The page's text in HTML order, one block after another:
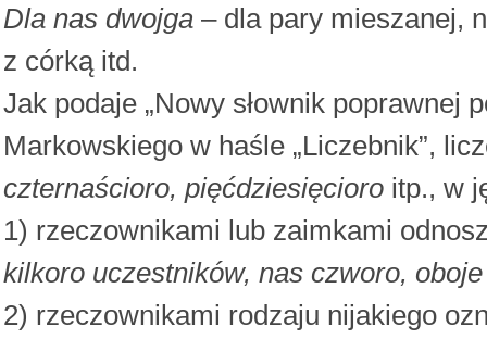
Dla nas dwojga – dla pary mieszanej,
z córką itd.
Jak podaje „Nowy słownik poprawnej
Markowskiego w haśle „Liczebnik”,
czternaścioro, pięćdziesięcioro itp., w
1) rzeczownikami lub zaimkami
kilkoro uczestników, nas czworo,
2) rzeczownikami rodzaju nijakiego